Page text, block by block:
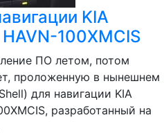
KIA
100XMCIS
ПО летом, потом
проложенную в нынешнем
для навигации KIA
разработанный на